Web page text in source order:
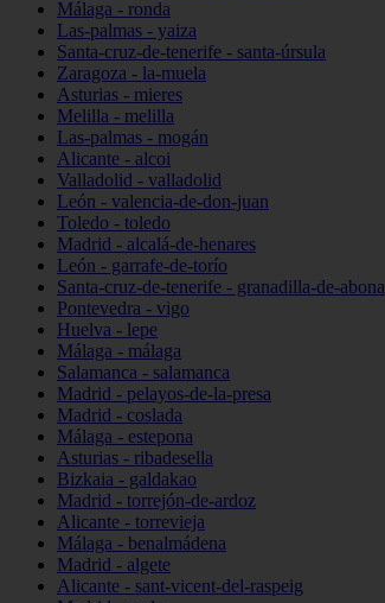
Málaga - ronda
Las-palmas - yaiza
Santa-cruz-de-tenerife - santa-úrsula
Zaragoza - la-muela
Asturias - mieres
Melilla - melilla
Las-palmas - mogán
Alicante - alcoi
Valladolid - valladolid
León - valencia-de-don-juan
Toledo - toledo
Madrid - alcalá-de-henares
León - garrafe-de-torío
Santa-cruz-de-tenerife - granadilla-de-abona
Pontevedra - vigo
Huelva - lepe
Málaga - málaga
Salamanca - salamanca
Madrid - pelayos-de-la-presa
Madrid - coslada
Málaga - estepona
Asturias - ribadesella
Bizkaia - galdakao
Madrid - torrejón-de-ardoz
Alicante - torrevieja
Málaga - benalmádena
Madrid - algete
Alicante - sant-vicent-del-raspeig